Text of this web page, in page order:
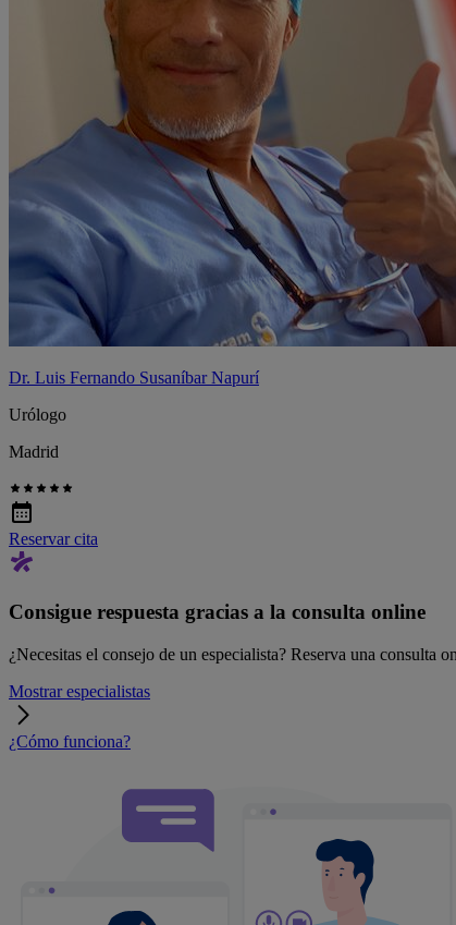
Dr. Luis Fernando Susaníbar Napurí
Urólogo
Madrid
Reservar cita
Consigue respuesta gracias a la consulta online
¿Necesitas el consejo de un especialista? Reserva una consulta
Mostrar especialistas
¿Cómo funciona?